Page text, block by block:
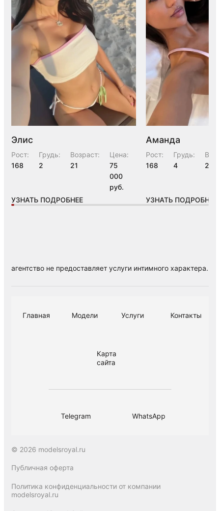
Элис
Рост:
168
Грудь:
2
Возраст:
21
Цена:
75
000
руб.
УЗНАТЬ ПОДРОБНЕЕ
Аманда
Рост:
168
Грудь:
4
23
УЗНАТЬ ПОДРОБНЕЕ
агентство не предоставляет услуги интимного характера.
Главная Модели Услуги Контакты
Карта
сайта
Telegram WhatsApp
© 2026 modelsroyal.ru
Публичная оферта
Политика конфиденциальности от компании
modelsroyal.ru